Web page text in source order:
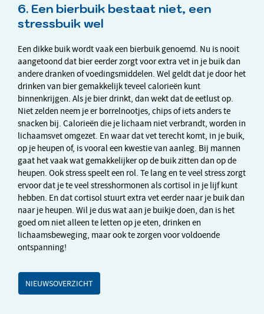
6. Een bierbuik bestaat niet, een
stressbuik wel
Een dikke buik wordt vaak een bierbuik genoemd. Nu is nooit
aangetoond dat bier eerder zorgt voor extra vet in je buik dan
andere dranken of voedingsmiddelen. Wel geldt dat je door het
drinken van bier gemakkelijk teveel calorieën kunt
binnenkrijgen. Als je bier drinkt, dan wekt dat de eetlust op.
Niet zelden neem je er borrelnootjes, chips of iets anders te
snacken bij. Calorieën die je lichaam niet verbrandt, worden in
lichaamsvet omgezet. En waar dat vet terecht komt, in je buik,
op je heupen of, is vooral een kwestie van aanleg. Bij mannen
gaat het vaak wat gemakkelijker op de buik zitten dan op de
heupen. Ook stress speelt een rol. Te lang en te veel stress zorgt
ervoor dat je te veel stresshormonen als cortisol in je lijf kunt
hebben. En dat cortisol stuurt extra vet eerder naar je buik dan
naar je heupen. Wil je dus wat aan je buikje doen, dan is het
goed om niet alleen te letten op je eten, drinken en
lichaamsbeweging, maar ook te zorgen voor voldoende
ontspanning!
NIEUWSOVERZICHT